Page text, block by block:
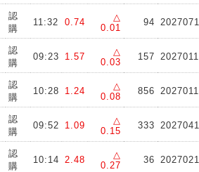
認
購
11:32 0.74
△
0.01
94
認
購
09:23 1.57
△
0.03
157
認
購
10:28 1.24
△
0.08
856
認
購
09:52 1.09
△
0.15
333
認
購
10:14 2.48
△
0.27
36